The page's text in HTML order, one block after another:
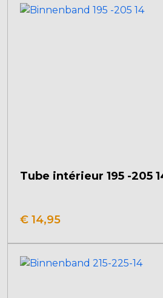
Tube intérieur 195 -205
€ 14,95